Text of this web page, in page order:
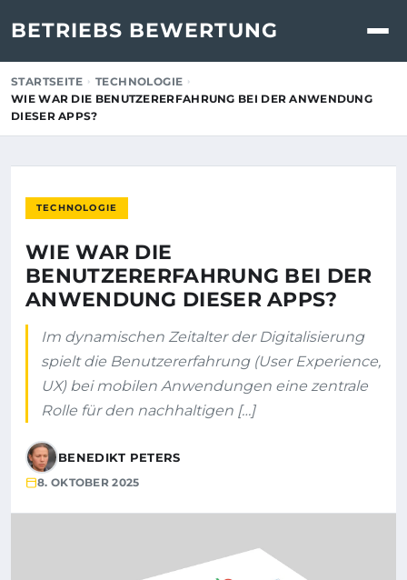
BETRIEBS BEWERTUNG
STARTSEITE
TECHNOLOGIE
WIE WAR DIE BENUTZERERFAHRUNG BEI DER ANWENDUNG
DIESER APPS?
TECHNOLOGIE
WIE WAR DIE
BENUTZERERFAHRUNG BEI DER
ANWENDUNG DIESER APPS?
Im dynamischen Zeitalter der Digitalisierung
spielt die Benutzererfahrung (User Experience,
UX) bei mobilen Anwendungen eine zentrale
Rolle für den nachhaltigen […]
BENEDIKT PETERS
8. OKTOBER 2025